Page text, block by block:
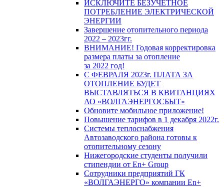
ИСКЛЮЧИТЕ БЕЗУЧЕТНОЕ
ПОТРЕБЛЕНИЕ ЭЛЕКТРИЧЕСКОЙ
ЭНЕРГИИ
Завершение отопительного периода
2022 – 2023гг.
ВНИМАНИЕ! Годовая корректировка
размера платы за отопление
за 2022 год!
С ФЕВРАЛЯ 2023г. ПЛАТА ЗА
ОТОПЛЕНИЕ БУДЕТ
ВЫСТАВЛЯТЬСЯ В КВИТАНЦИЯХ
АО «ВОЛГАЭНЕРГОСБЫТ»
Обновите мобильное приложение!
Повышение тарифов в 1 декабря 2022г.
Системы теплоснабжения
Автозаводского района готовы к
отопительному сезону
Нижегородские студенты получили
стипендии от En+ Group
Сотрудники предприятий ГК
«ВОЛГАЭНЕРГО» компании En+